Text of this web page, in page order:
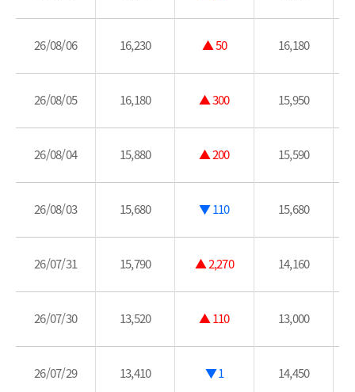
26/08/06 16,230 ▲ 50 16,180
26/08/05 16,180 ▲ 300 15,950
26/08/04 15,880 ▲ 200 15,590
26/08/03 15,680 ▼ 110 15,680
26/07/31 15,790 ▲ 2,270 14,160
26/07/30 13,520 ▲ 110 13,000
26/07/29 13,410 ▼ 1 14,450